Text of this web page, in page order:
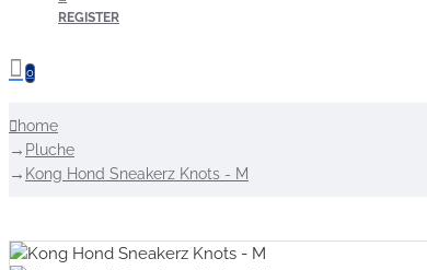
REGISTER
0
home
Pluche
Kong Hond Sneakerz Knots - M